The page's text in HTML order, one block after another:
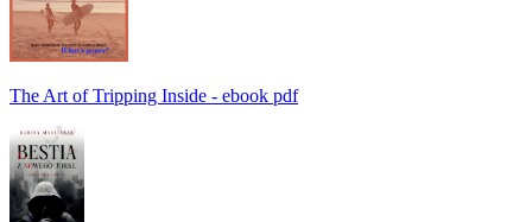
The Art of Tripping Inside - ebook pdf